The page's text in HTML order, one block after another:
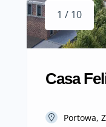
1 / 10
Casa
Portowa,